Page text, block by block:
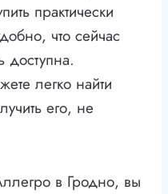
практически
что сейчас
доступна.
легко найти
его, не
в Гродно, вы